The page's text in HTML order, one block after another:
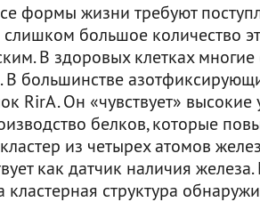
формы жизни требуют
большое количество
В здоровых клетках многие
В большинстве
RirA. Он «чувствует»
белков, которые
из четырех атомов
как датчик наличия
кластерная структура